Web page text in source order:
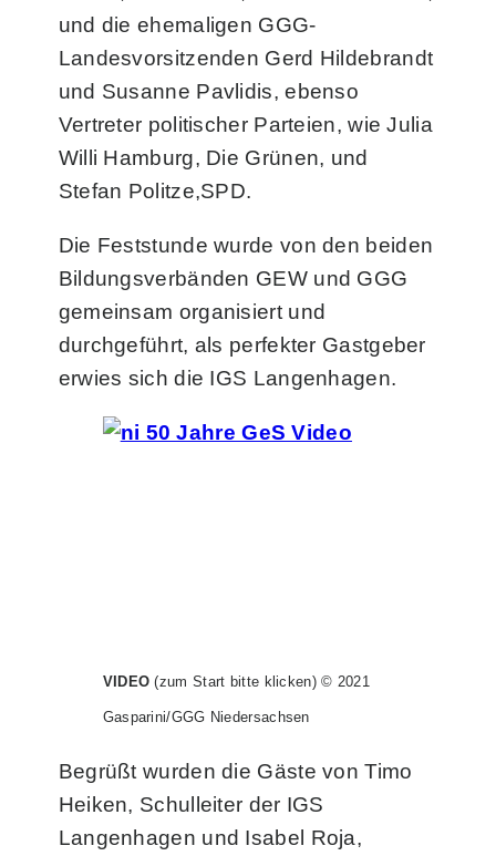
und die ehemaligen GGG-
Landesvorsitzenden Gerd Hildebrandt
und Susanne Pavlidis, ebenso
Vertreter politischer Parteien, wie Julia
Willi Hamburg, Die Grünen, und
Stefan Politze,SPD.
Die Feststunde wurde von den beiden
Bildungsverbänden GEW und GGG
gemeinsam organisiert und
durchgeführt, als perfekter Gastgeber
erwies sich die IGS Langenhagen.
VIDEO (zum Start bitte klicken) © 2021
Gasparini/GGG Niedersachsen
Begrüßt wurden die Gäste von Timo
Heiken, Schulleiter der IGS
Langenhagen und Isabel Roja,